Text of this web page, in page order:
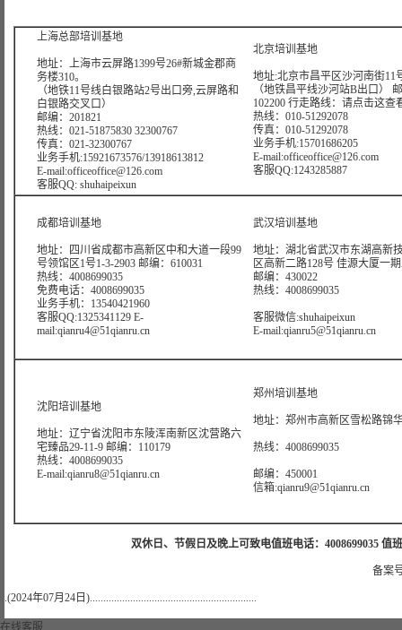
上海总部培训基地
地址：上海市云屏路1399号26#新城金郡商
务楼310。
（地铁11号线白银路站2号出口旁,云屏路和
白银路交叉口）
邮编：201821
热线：021-51875830 32300767
传真：021-32300767
业务手机:15921673576/13918613812
E-mail:officeoffice@126.com
客服QQ: shuhaipeixun
北京培训基地
地址:北京市昌平区沙河南街11
（地铁昌平线沙河站B出口）
102200 行走路线： 请点击这查
热线：010-51292078
传真：010-51292078
业务手机:15701686205
E-mail:officeoffice@126.com
客服QQ:1243285887
成都培训基地
地址：四川省成都市高新区中和大道一段99
号领馆区1号1-3-2903 邮编：610031
热线：4008699035
免费电话：4008699035
业务手机：13540421960
客服QQ:1325341129 E-
mail:qianru4@51qianru.cn
武汉培训基地
地址：湖北省武汉市东湖高新
区高新二路128号 佳源大厦一
邮编：430022
热线：4008699035
客服微信:shuhaipeixun
E-mail:qianru5@51qianru.cn
沈阳培训基地
地址：辽宁省沈阳市东陵浑南新区沈营路六
宅臻品29-11-9 邮编：110179
热线：4008699035
E-mail:qianru8@51qianru.cn
郑州培训基地
地址：郑州市高新区雪松路锦
热线：4008699035
邮编：450001
信箱:qianru9@51qianru.cn
双休日、节假日及晚上可致电值班电话：4008699035 值
备案
.(2024年07月24日)..............................................................
在线客服